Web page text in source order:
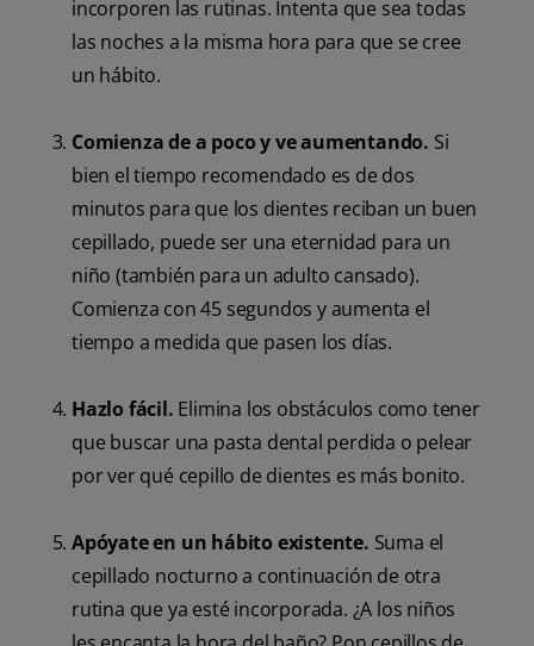
incorporen las rutinas. Intenta que sea todas
las noches a la misma hora para que se cree
un hábito.
Comienza de a poco y ve aumentando. Si
bien el tiempo recomendado es de dos
minutos para que los dientes reciban un buen
cepillado, puede ser una eternidad para un
niño (también para un adulto cansado).
Comienza con 45 segundos y aumenta el
tiempo a medida que pasen los días.
Hazlo fácil. Elimina los obstáculos como tener
que buscar una pasta dental perdida o pelear
por ver qué cepillo de dientes es más bonito.
Apóyate en un hábito existente. Suma el
cepillado nocturno a continuación de otra
rutina que ya esté incorporada. ¿A los niños